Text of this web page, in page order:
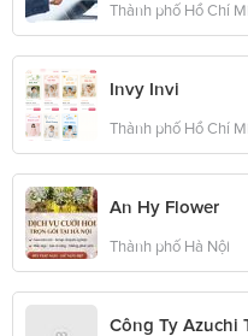
Thành phố Hồ Chí
Invy Invi
Thành phố Hồ Chí
An Hy Flower
Thành phố Hà Nội
Công Ty Azuchi